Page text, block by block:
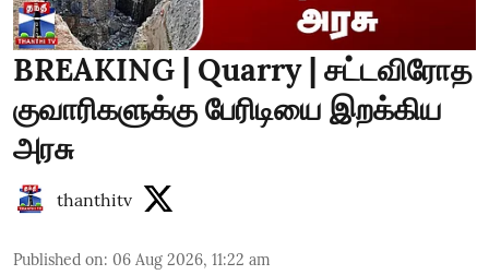
BREAKING | Quarry | சட்டவிரோத
குவாரிகளுக்கு பேரிடியை இறக்கிய
அரசு
thanthitv
Published on: 06 Aug 2026, 11:22 am